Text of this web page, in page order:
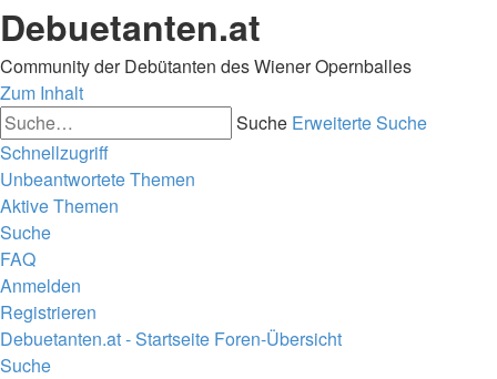
Debuetanten.at
Community der Debütanten des Wiener Opernballes
Zum Inhalt
Suche Erweiterte Suche
Schnellzugriff
Unbeantwortete Themen
Aktive Themen
Suche
FAQ
Anmelden
Registrieren
Debuetanten.at - Startseite Foren-Übersicht
Suche